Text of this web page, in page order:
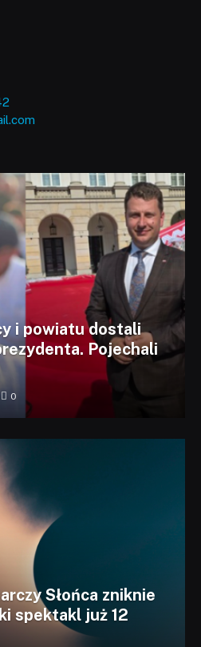
i powiatu dostali
Pojechali
0
Słońca zniknie
spektakl już 12